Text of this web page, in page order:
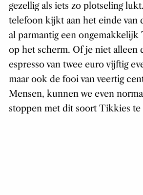
gezellig als iets zo plotseling
telefoon kijkt aan het einde van
al parmantig een
op het scherm. Of je niet alleen
espresso van twee euro vijftig
maar ook de fooi van veertig
Mensen, kunnen we even
stoppen met dit soort Tikkies te